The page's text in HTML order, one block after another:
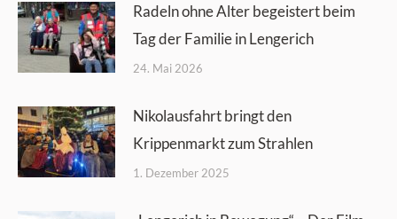
Radeln ohne Alter begeistert beim
Tag der Familie in Lengerich
24. Mai 2026
Nikolausfahrt bringt den
Krippenmarkt zum Strahlen
1. Dezember 2025